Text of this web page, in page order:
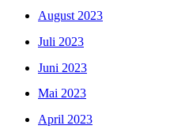
August 2023
Juli 2023
Juni 2023
Mai 2023
April 2023